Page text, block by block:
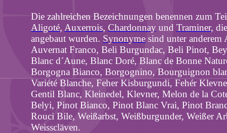
Die zahlreichen Bezeichnungen benennen zum
Aligoté, Auxerrois,Chardonnay undTraminer,
angebaut wurden. Synonyme sind unter anderem
Auvernat Franco,Beli Burgundac,Beli Pinot,
Blancd´Aune, BlancDoré, Blanc de Bonne
Borgogna Bianco,Borgognino,Bourguignon
Variété Blanche,Feher Kisburgundi,Fehér
Gentil Blanc, Kleinedel,Klevner,Melon de la
Belyi, Pinot Bianco, Pinot BlancVrai, Pinot
Rouci Bile,Weißarbst, Weißburgunder, Weißer
Weisscläven.